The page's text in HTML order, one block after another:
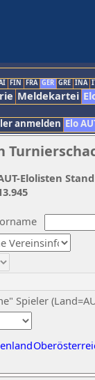
FIN FRA GER GRE INA
Meldekartei
anmelden Elo
Spieler
Elolisten